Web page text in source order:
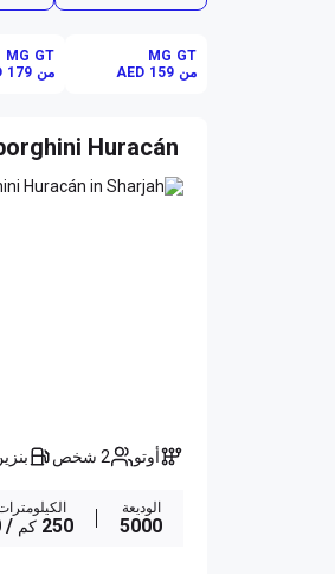
MG GT
من AED 159
MG GT
من AED 179
Huracán
أوتو 2 شخص
الوديعة
5000
250 كم / 4500